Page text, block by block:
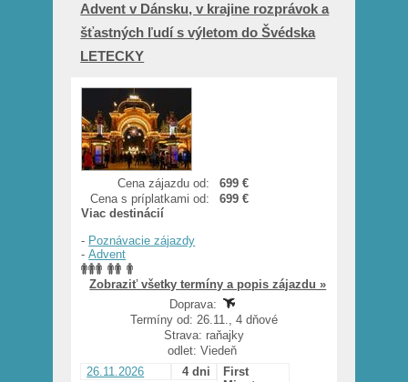
Advent v Dánsku, v krajine rozprávok a
šťastných ľudí s výletom do Švédska
LETECKY
Cena zájazdu od:
699 €
Cena s príplatkami od:
699 €
Viac destinácií
- Poznávacie zájazdy
-Advent
Zobraziť všetky termíny a popis zájazdu »
Doprava:
Termíny od: 26.11., 4 dňové
Strava: raňajky
odlet: Viedeň
26.11.2026
4 dni
First